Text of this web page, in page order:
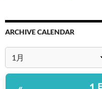
ARCHIVE CALENDAR